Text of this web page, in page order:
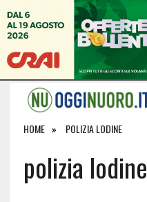
HOME POLIZIA LODINE
polizia lodine